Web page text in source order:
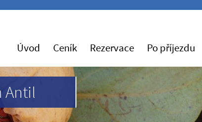
Antil
Úvod Ceník Rezervace Po příjezdu